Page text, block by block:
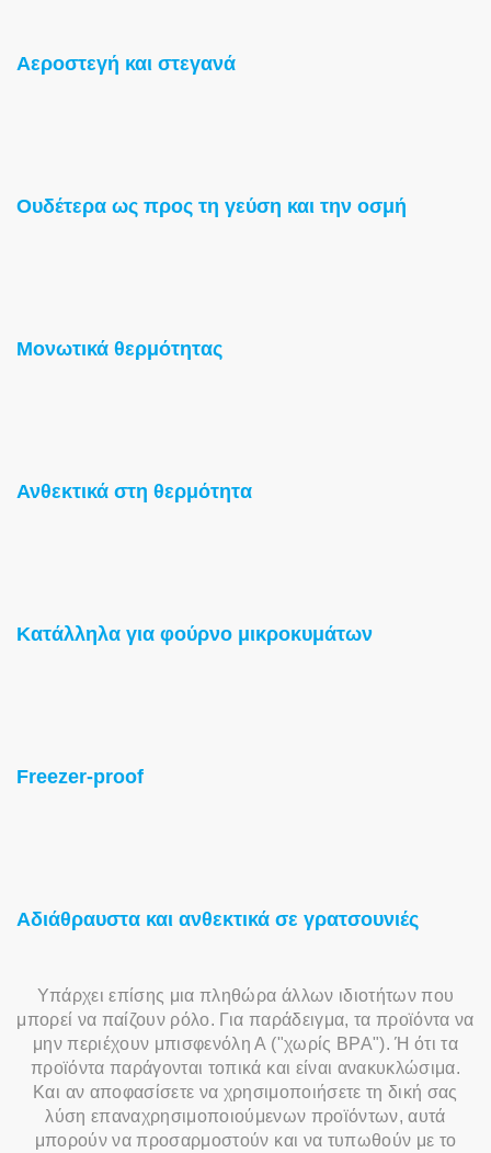
Αεροστεγή και στεγανά
Ουδέτερα ως προς τη γεύση και την οσμή
Μονωτικά θερμότητας
Ανθεκτικά στη θερμότητα
Κατάλληλα για φούρνο μικροκυμάτων
Freezer-proof
Αδιάθραυστα και ανθεκτικά σε γρατσουνιές
Υπάρχει επίσης μια πληθώρα άλλων ιδιοτήτων που
μπορεί να παίζουν ρόλο. Για παράδειγμα, τα προϊόντα να
μην περιέχουν μπισφενόλη Α ("χωρίς BPA"). Ή ότι τα
προϊόντα παράγονται τοπικά και είναι ανακυκλώσιμα.
Και αν αποφασίσετε να χρησιμοποιήσετε τη δική σας
λύση επαναχρησιμοποιούμενων προϊόντων, αυτά
μπορούν να προσαρμοστούν και να τυπωθούν με το